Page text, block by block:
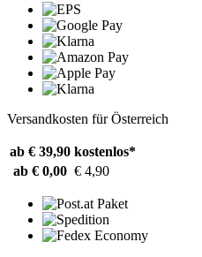
Versandkosten für Österreich
ab € 39,90 kostenlos*
ab € 0,00 € 4,90